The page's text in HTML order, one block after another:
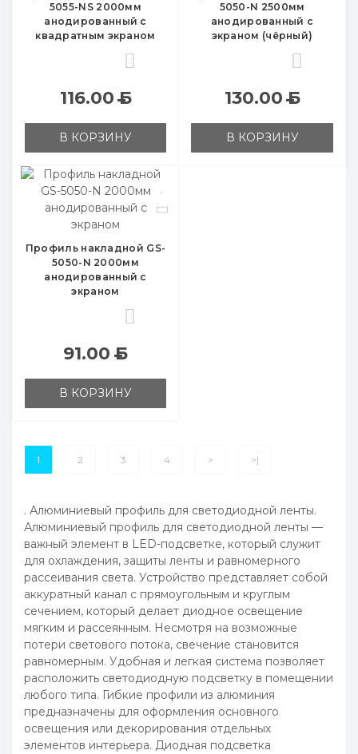
5055-NS 2000мм
анодированный с
квадратным экраном
116.00Б
В КОРЗИНУ
5050-N 2500мм
анодированный с
экраном (чёрный)
130.00Б
В КОРЗИНУ
Профиль накладной GS-
5050-N 2000мм
анодированный с
экраном
91.00Б
В КОРЗИНУ
1 2 3 4 > >|
. Алюминиевый профиль для светодиодной ленты.
Алюминиевый профиль для светодиодной ленты —
важный элемент в LED-подсветке, который служит
для охлаждения, защиты ленты и равномерного
рассеивания света. Устройство представляет собой
аккуратный канал с прямоугольным и круглым
сечением, который делает диодное освещение
мягким и рассеянным. Несмотря на возможные
потери светового потока, свечение становится
равномерным. Удобная и легкая система позволяет
расположить светодиодную подсветку в помещении
любого типа. Гибкие профили из алюминия
предназначены для оформления основного
освещения или декорирования отдельных
элементов интерьера. Диодная подсветка